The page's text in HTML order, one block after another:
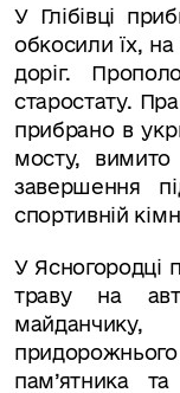
У Глібівці
обкосили їх,
доріг.
старостату.
прибрано в
мосту,
завершення
спортивній
У Ясногородці
траву на
пам’ятника та